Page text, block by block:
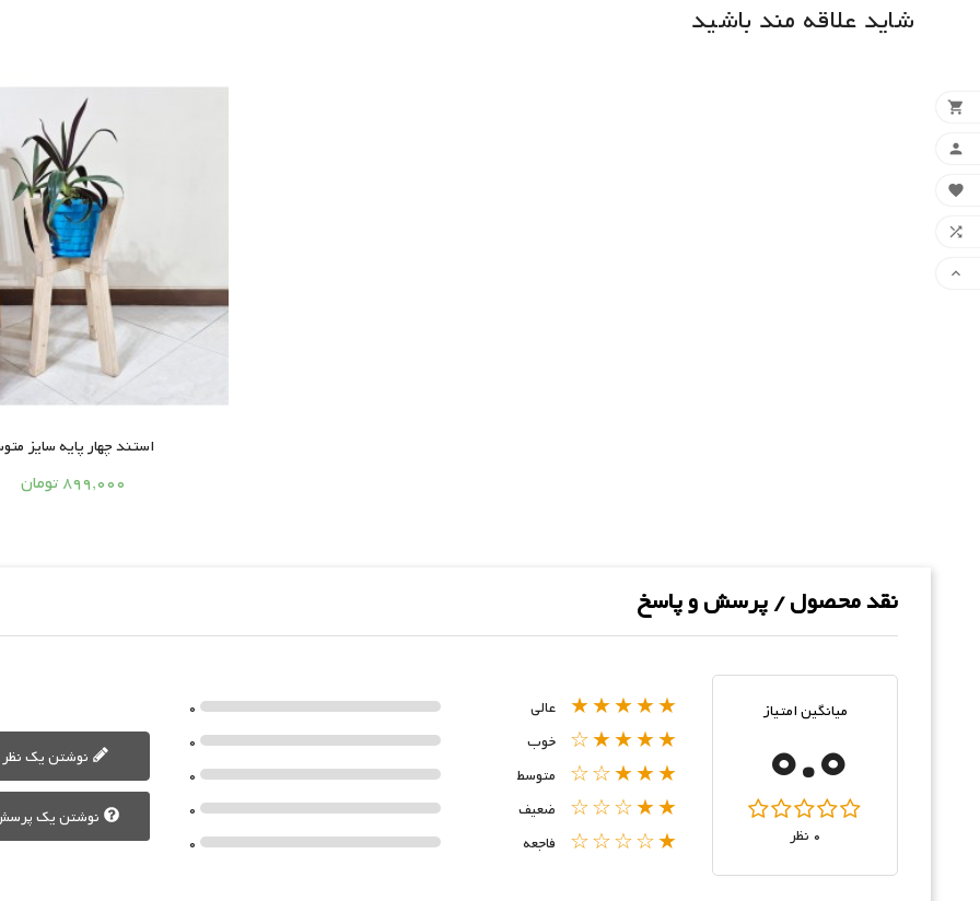
شاید علاقه مند باشید
استند چهار پایه سایز


899,000 تومان
نقد محصول / پرسش و پاسخ
میانگین امتیاز
0.0
0 نظر
★★★★★ عالی 0
★★★★☆ خوب 0
★★★☆☆ متوسط 0
★★☆☆☆ ضعیف 0
★☆☆☆☆ فاجعه 0
نوشتن یک نظر
نوشتن یک




